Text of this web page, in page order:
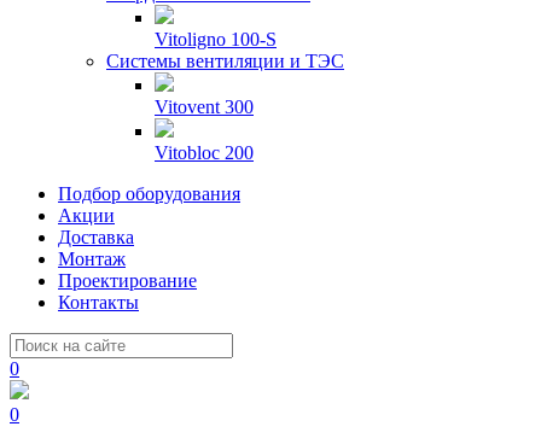
Vitoligno 100-S
Системы вентиляции и ТЭС
Vitovent 300
Vitobloc 200
Подбор оборудования
Акции
Доставка
Монтаж
Проектирование
Контакты
0
0